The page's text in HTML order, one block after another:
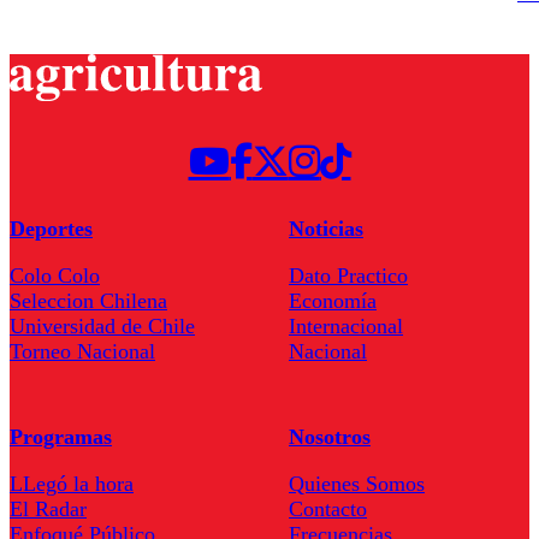
Deportes
Colo Colo
Seleccion Chilena
Universidad de Chile
Torneo Nacional
Noticias
Dato Practico
Economía
Internacional
Nacional
Programas
LLegó la hora
El Radar
Nosotros
Quienes Somos
Contacto